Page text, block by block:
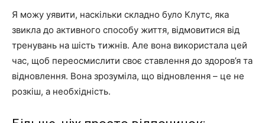
Я можу уявити, наскільки складно було Клутс, яка
звикла до активного способу життя, відмовитися від
тренувань на шість тижнів. Але вона використала цей
час, щоб переосмислити своє ставлення до здоров’я та
відновлення. Вона зрозуміла, що відновлення – це не
розкіш, а необхідність.